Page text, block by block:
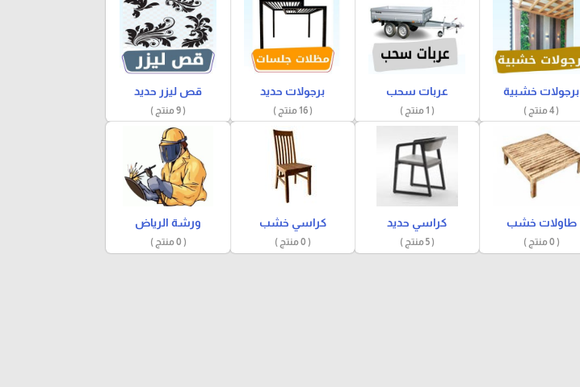
برجولات خشبية
( 4 منتج )
عربات سحب
( 1 منتج )
برجولات حديد
( 16 منتج )
قص ليزر حديد
( 9 منتج )
طاولات خشب
( 0 منتج )
كراسي حديد
( 5 منتج )
كراسي خشب
( 0 منتج )
ورشة الرياض
( 0 منتج )